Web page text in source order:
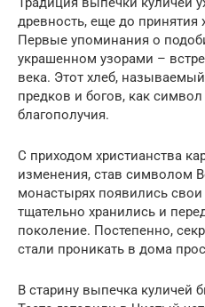
древность, еще до принятия
Первые упоминания о
украшенном узорами –
века. Этот хлеб,
предков и богов, как
благополучия.
С приходом христианства
изменения, став символом
монастырях появились
тщательно хранились и
поколение. Постепенно,
стали проникать в дома
В старину выпечка куличей